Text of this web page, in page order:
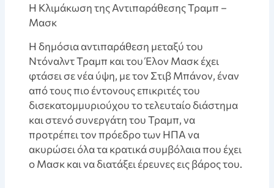
Η Κλιμάκωση της Αντιπαράθεσης Τραμπ –
Μασκ
Η δημόσια αντιπαράθεση μεταξύ του
Ντόναλντ Τραμπ και του Έλον Μασκ έχει
φτάσει σε νέα ύψη, με τον Στιβ Μπάνον, έναν
από τους πιο έντονους επικριτές του
δισεκατομμυριούχου το τελευταίο διάστημα
και στενό συνεργάτη του Τραμπ, να
προτρέπει τον πρόεδρο των ΗΠΑ να
ακυρώσει όλα τα κρατικά συμβόλαια που έχει
ο Μασκ και να διατάξει έρευνες εις βάρος του.